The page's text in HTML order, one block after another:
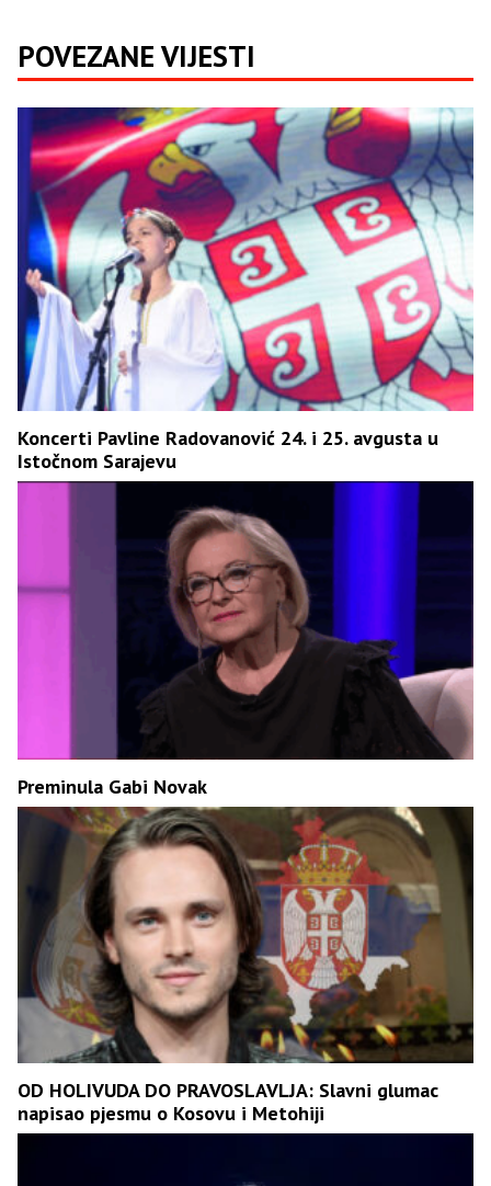
POVEZANE VIJESTI
Koncerti Pavline Radovanović 24. i 25. avgusta u
Istočnom Sarajevu
Preminula Gabi Novak
OD HOLIVUDA DO PRAVOSLAVLJA: Slavni glumac
napisao pjesmu o Kosovu i Metohiji